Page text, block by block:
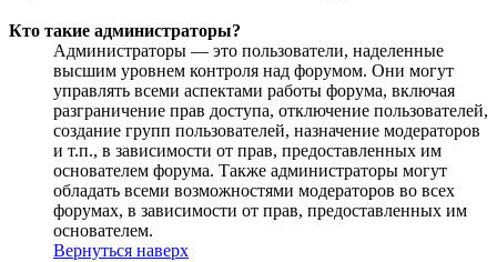
Кто такие администраторы?
Администраторы — это пользователи, наделенные
высшим уровнем контроля над форумом. Они могут
управлять всеми аспектами работы форума, включая
разграничение прав доступа, отключение пользователей,
создание групп пользователей, назначение модераторов
и т.п., в зависимости от прав, предоставленных им
основателем форума. Также администраторы могут
обладать всеми возможностями модераторов во всех
форумах, в зависимости от прав, предоставленных им
основателем.
Вернуться наверх